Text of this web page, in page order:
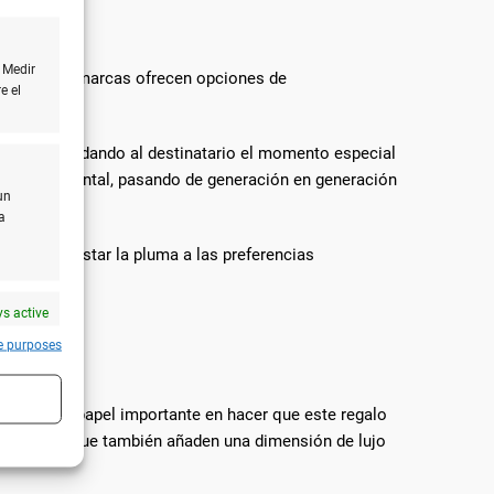
el
active
purposes
Muchas marcas ofrecen opciones de
recordando al destinatario el momento especial
sentimental, pasando de generación en generación
ajustar la pluma a las preferencias
un papel importante en hacer que este regalo
sino que también añaden una dimensión de lujo